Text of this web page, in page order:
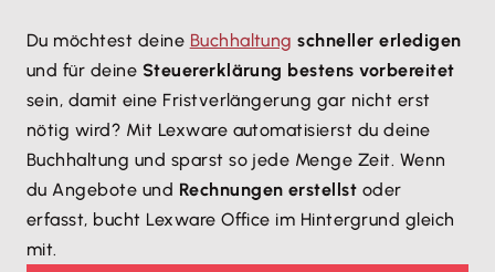
Du möchtest deine Buchhaltung schneller erledigen
und für deine Steuererklärung bestens vorbereitet
sein, damit eine Fristverlängerung gar nicht erst
nötig wird? Mit Lexware automatisierst du deine
Buchhaltung und sparst so jede Menge Zeit. Wenn
du Angebote und Rechnungen erstellst oder
erfasst, bucht Lexware Office im Hintergrund gleich
mit.